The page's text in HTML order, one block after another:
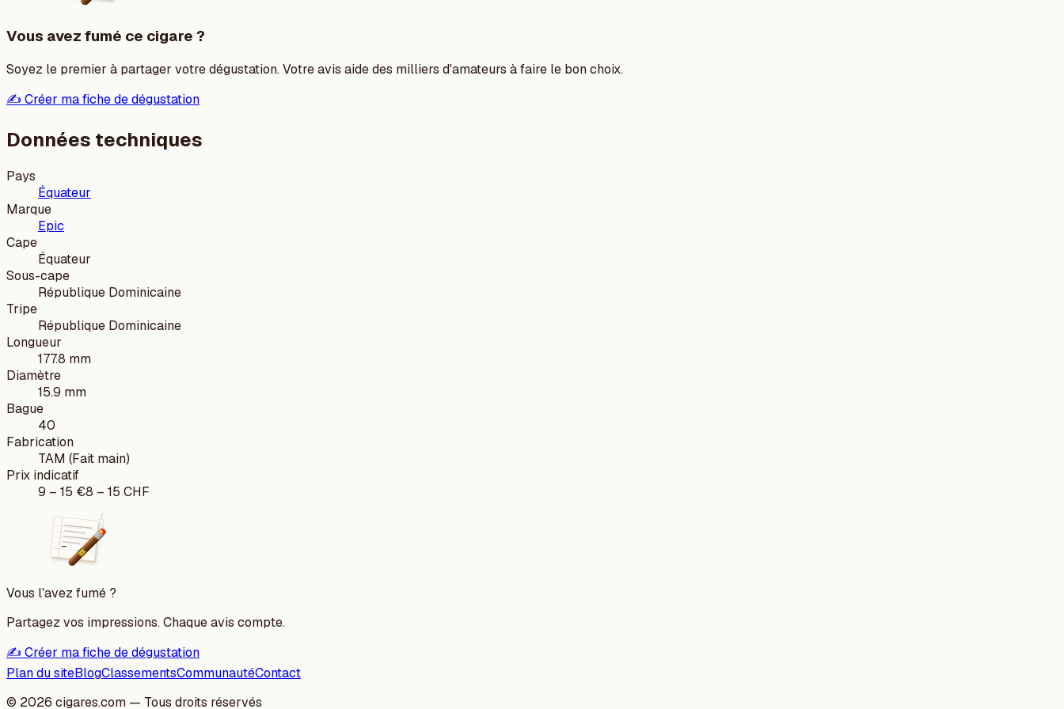
Vous avez fumé ce cigare ?
Soyez le premier à partager votre dégustation. Votre avis aide des milliers d'amateurs à faire le bon choix.
✍️ Créer ma fiche de dégustation
Données techniques
Pays
Équateur
Marque
Epic
Cape
Équateur
Sous-cape
République Dominicaine
Tripe
République Dominicaine
Longueur
177.8 mm
Diamètre
15.9 mm
Bague
40
Fabrication
TAM (Fait main)
Prix indicatif
9 – 15 €8 – 15 CHF
Vous l'avez fumé ?
Partagez vos impressions. Chaque avis compte.
✍️ Créer ma fiche de dégustation
Plan du siteBlogClassementsCommunautéContact
© 2026 cigares.com — Tous droits réservés